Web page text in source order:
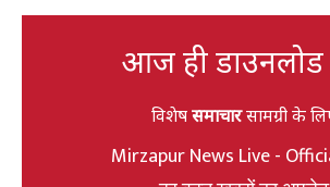
आज ही
विशेषसमाचारसामग्री के
Mirzapur News Live -